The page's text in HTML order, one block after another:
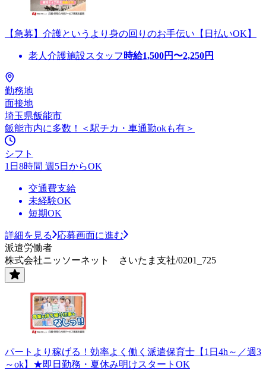
【急募】介護というより身の回りのお手伝い【日払いOK】
老人介護施設スタッフ 時給1,500円〜2,250円
勤務地
面接地
埼玉県飯能市
飯能市内に多数！＜駅チカ・車通勤okも有＞
シフト
1日8時間 週5日からOK
交通費支給
未経験OK
短期OK
詳細を見る
応募画面に進む
派遣労働者
株式会社ニッソーネット さいたま支社/0201_725
パートより稼げる！効率よく働く派遣保育士【1日4h～／週3
～ok】★即日勤務・夏休み明けスタートOK